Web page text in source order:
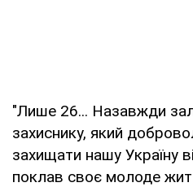
"Лише 26... Назавжди
захиснику, який
захищати нашу Україну
поклав своє молоде